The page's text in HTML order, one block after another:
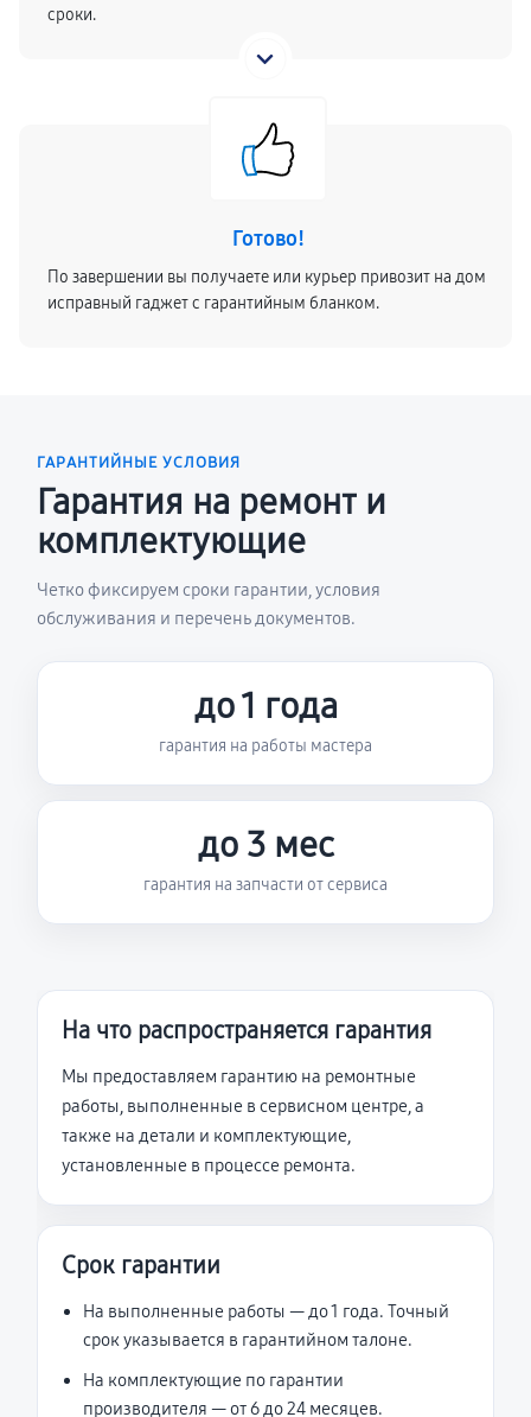
сроки.
Готово!
По завершении вы получаете или курьер привозит на дом
исправный гаджет с гарантийным бланком.
ГАРАНТИЙНЫЕ УСЛОВИЯ
Гарантия на ремонт и
комплектующие
Четко фиксируем сроки гарантии, условия
обслуживания и перечень документов.
до 1 года
гарантия на работы мастера
до 3 мес
гарантия на запчасти от сервиса
На что распространяется гарантия
Мы предоставляем гарантию на ремонтные
работы, выполненные в сервисном центре, а
также на детали и комплектующие,
установленные в процессе ремонта.
Срок гарантии
На выполненные работы — до 1 года. Точный
срок указывается в гарантийном талоне.
На комплектующие по гарантии
производителя — от 6 до 24 месяцев.